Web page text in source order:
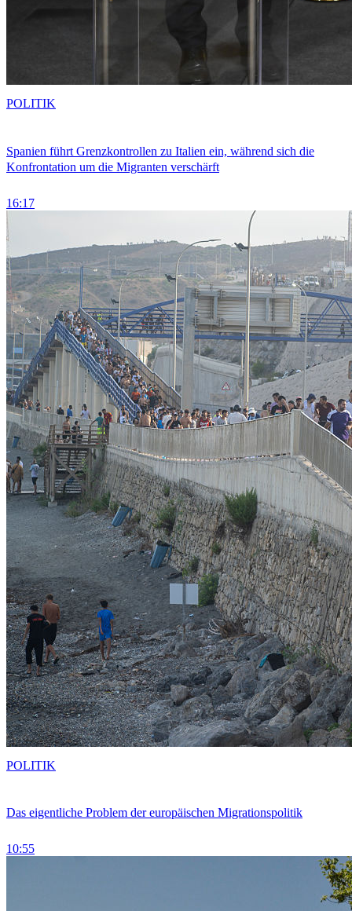
Spanien führt Grenzkontrollen zu Italien ein, während sich die
Konfrontation um die Migranten verschärft
16:17
POLITIK
Das eigentliche Problem der europäischen Migrationspolitik
10:55
POLITIK